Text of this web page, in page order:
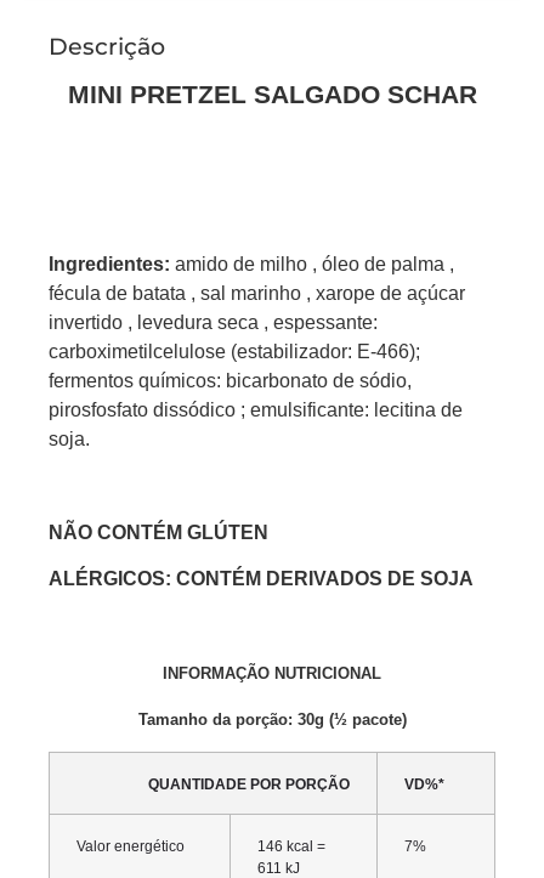
Descrição
MINI PRETZEL SALGADO SCHAR
Ingredientes: amido de milho , óleo de palma ,
fécula de batata , sal marinho , xarope de açúcar
invertido , levedura seca , espessante:
carboximetilcelulose (estabilizador: E-466);
fermentos químicos: bicarbonato de sódio,
pirosfosfato dissódico ; emulsificante: lecitina de
soja.
NÃO CONTÉM GLÚTEN
ALÉRGICOS: CONTÉM DERIVADOS DE SOJA
INFORMAÇÃO NUTRICIONAL
Tamanho da porção: 30g (½ pacote)
QUANTIDADE POR PORÇÃO VD%*
Valor energético
146 kcal =
611 kJ
7%